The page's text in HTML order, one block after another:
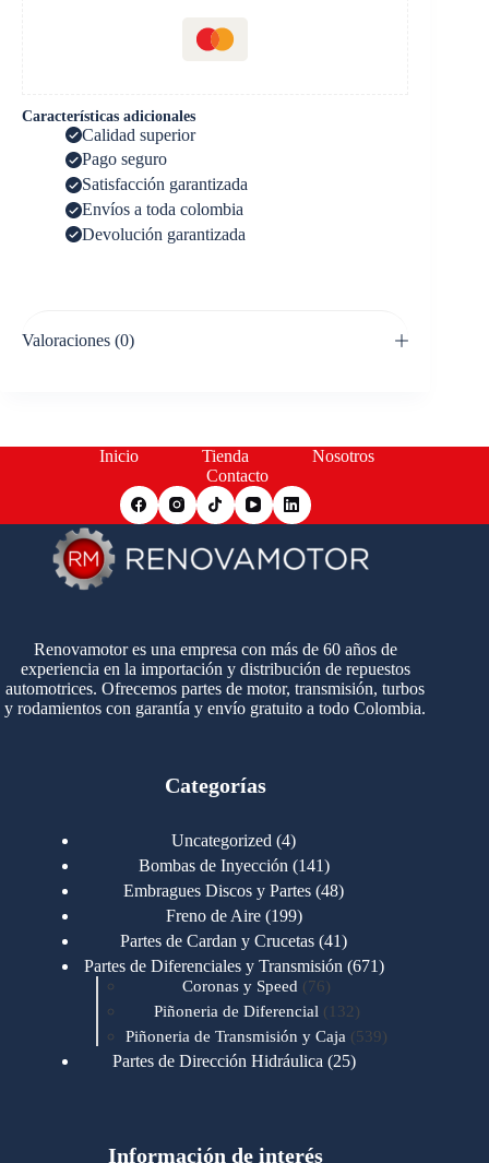
Características adicionales
Calidad superior
Pago seguro
Satisfacción garantizada
Envíos a toda colombia
Devolución garantizada
Valoraciones (0)
Inicio Tienda
Nosotros
Contacto
Renovamotor es una empresa con más de 60 años de
experiencia en la importación y distribución de repuestos
automotrices. Ofrecemos partes de motor, transmisión, turbos
y rodamientos con garantía y envío gratuito a todo Colombia.
Categorías
Uncategorized 44
productos
Bombas de Inyección 141141
productos
Embragues Discos y Partes 4848
Freno de Aire 199199
productos
Partes de Cardan y Crucetas 4141
productos
Partes de Diferenciales y Transmisión 671671
Coronas y Speed 7676
productos
Piñoneria de Diferencial 132 132
productos
Piñoneria de Transmisión y Caja 539539
Partes de Dirección Hidráulica 2525
Motores Cummins 723
Información de interés